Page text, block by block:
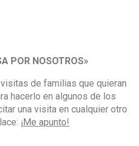
POR NOSOTROS»
de familias que quieran
hacerlo en algunos de los
una visita en cualquier otro
¡Me apunto!